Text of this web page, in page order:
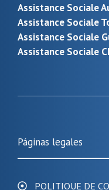
Assistance Sociale
Assistance Sociale
Assistance Sociale
Assistance Sociale
Páginas legales
POLITIQUE DE